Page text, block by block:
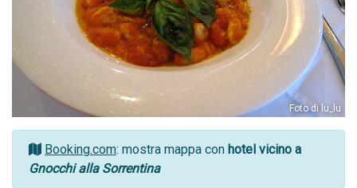
Foto di lu_lu
Booking.com: mostra mappa con hotel vicino a
Gnocchi alla Sorrentina